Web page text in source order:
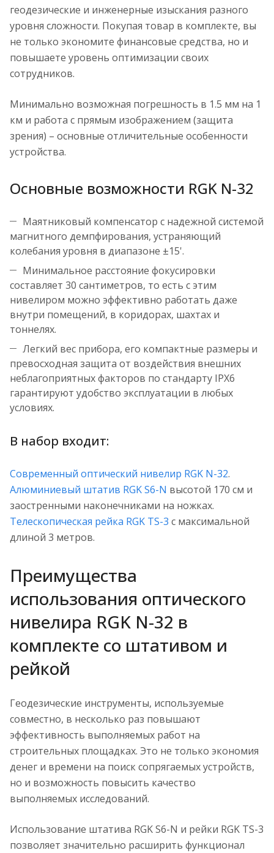
геодезические и инженерные изыскания разного
уровня сложности. Покупая товар в комплекте, вы
не только экономите финансовые средства, но и
повышаете уровень оптимизации своих
сотрудников.
Минимально возможная погрешность в 1.5 мм на 1
км и работа с прямым изображением (защита
зрения) – основные отличительные особенности
устройства.
Основные возможности RGK N-32
Маятниковый компенсатор с надежной системой
магнитного демпфирования, устраняющий
колебания уровня в диапазоне ±15'.
Минимальное расстояние фокусировки
составляет 30 сантиметров, то есть с этим
нивелиром можно эффективно работать даже
внутри помещений, в коридорах, шахтах и
тоннелях.
Легкий вес прибора, его компактные размеры и
превосходная защита от воздействия внешних
неблагоприятных факторов по стандарту IPX6
гарантируют удобство эксплуатации в любых
условиях.
В набор входит:
Современный оптический нивелир RGK N-32.
Алюминиевый штатив RGK S6-N высотой 170 см и
заостренными наконечниками на ножках.
Телескопическая рейка RGK TS-3 с максимальной
длиной 3 метров.
Преимущества
использования оптического
нивелира RGK N-32 в
комплекте со штативом и
рейкой
Геодезические инструменты, используемые
совместно, в несколько раз повышают
эффективность выполняемых работ на
строительных площадках. Это не только экономия
денег и времени на поиск сопрягаемых устройств,
но и возможность повысить качество
выполняемых исследований.
Использование штатива RGK S6-N и рейки RGK TS-3
позволяет значительно расширить функционал